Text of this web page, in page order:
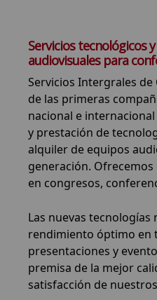
Servicios tecnológicos
audiovisuales para
Servicios Intergrales de
de las primeras
nacional e
y prestación de
alquiler de equipos
generación.
en congresos,
Las nuevas
rendimiento óptimo en
presentaciones y
premisa de la mejor
satisfacción de